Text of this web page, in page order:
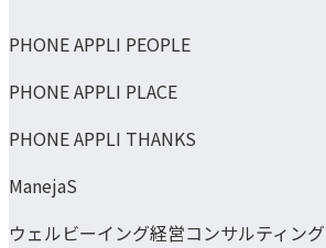
PHONE APPLI PEOPLE
PHONE APPLI PLACE
PHONE APPLI THANKS
ManejaS
ウェルビーイング経営コンサルティング